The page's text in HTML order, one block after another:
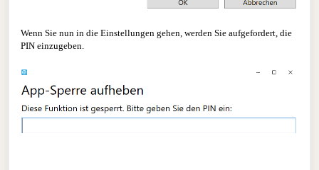
Wenn Sie nun in die Einstellungen gehen, werden Sie aufgefordert, die
PIN einzugeben.